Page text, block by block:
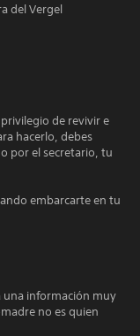
del Vergel
de revivir e
hacerlo, debes
por el secretario, tu
embarcarte en tu
una información muy
no es quien